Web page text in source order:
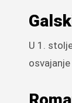
U 1.